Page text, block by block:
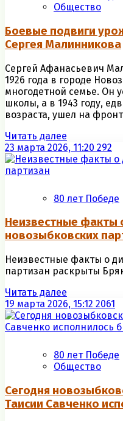
Общество
Боевые подвиги
Сергея Малинникова
Сергей Афанасьевич
1926 года в городе
многодетной семье. Он
школы, а в 1943 году,
возраста, ушел на
Читать далее
23 марта 2026, 11:20 292
80 лет Победе
Неизвестные факты
новозыбковских
Неизвестные факты о
партизан раскрыты
Читать далее
19 марта 2026, 15:12 2061
80 лет Победе
Общество
Сегодня
Таисии Савченко